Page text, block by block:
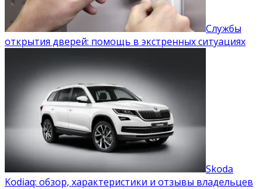
Службы
открытия дверей: помощь в экстренных ситуациях
Skoda
Kodiaq: обзор, характеристики и отзывы владельцев